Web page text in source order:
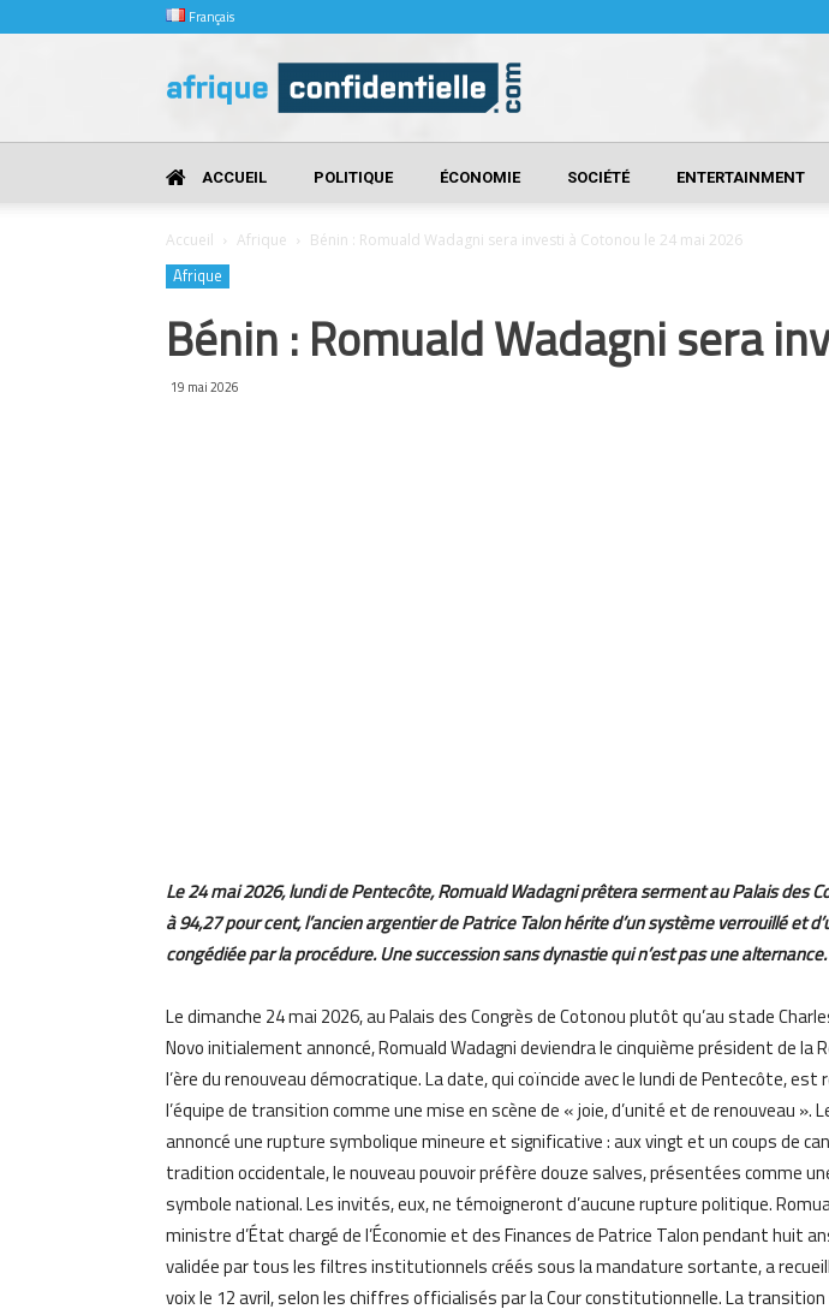
Français
Confidentielle
ACCUEIL POLITIQUE ÉCONOMIE SOCIÉTÉ ENTERTAINMENT
Accueil Afrique Bénin : Romuald Wadagni sera investi à Cotonou le 24 mai 2026
Afrique
Bénin : Romuald Wadagni sera
19 mai 2026
Le 24 mai 2026, lundi de Pentecôte, Romuald Wadagni prêtera serment au Palais des
à 94,27 pour cent, l’ancien argentier de Patrice Talon hérite d’un système verrouillé et
congédiée par la procédure. Une succession sans dynastie qui n’est pas une alternance.
Le dimanche 24 mai 2026, au Palais des Congrès de Cotonou plutôt qu’au stade
Novo initialement annoncé, Romuald Wadagni deviendra le cinquième président de la
l’ère du renouveau démocratique. La date, qui coïncide avec le lundi de Pentecôte, est
l’équipe de transition comme une mise en scène de « joie, d’unité et de renouveau ».
annoncé une rupture symbolique mineure et significative : aux vingt et un coups de
tradition occidentale, le nouveau pouvoir préfère douze salves, présentées comme
symbole national. Les invités, eux, ne témoigneront d’aucune rupture politique.
ministre d’État chargé de l’Économie et des Finances de Patrice Talon pendant huit
validée par tous les filtres institutionnels créés sous la mandature sortante, a
voix le 12 avril, selon les chiffres officialisés par la Cour constitutionnelle. La